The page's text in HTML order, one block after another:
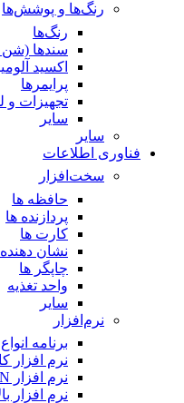
رنگ‌ها و پوشش‌‌ها
رنگ‌ها
سندها
اکسید
پرایمر‌ها
تجهیزات و
سایر
سایر
فناوری اطلاعات
سخت‌افزار
حافظه ها
پردازنده ها
کارت ها
نشان
چاپگر ها
واحد تغذیه
سایر
نرم‌افزار
برنامه
نرم افزار
نرم افزار MXSYSCON
نرم افزار